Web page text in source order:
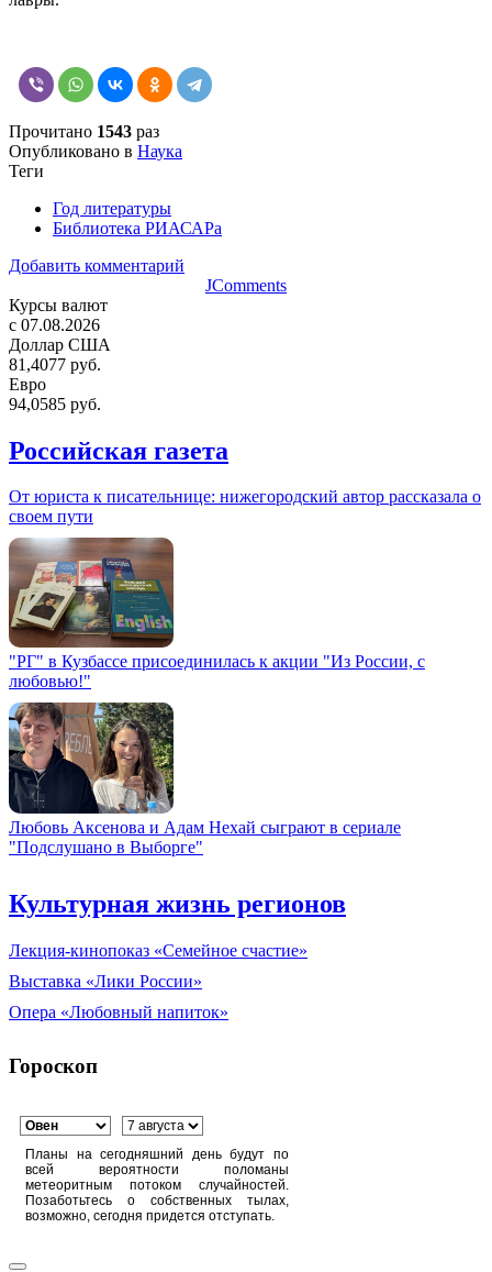
Прочитано 1543 раз
Опубликовано в Наука
Теги
Год литературы
Библиотека РИАСАРа
Добавить комментарий
JComments
Курсы валют
c 07.08.2026
Доллар США
81,4077 руб.
Евро
94,0585 руб.
Российская газета
От юриста к писательнице: нижегородский автор рассказала о
своем пути
"РГ" в Кузбассе присоединилась к акции "Из России, с
любовью!"
Любовь Аксенова и Адам Нехай сыграют в сериале
"Подслушано в Выборге"
Культурная жизнь регионов
Лекция-кинопоказ «Семейное счастие»
Выставка «Лики России»
Опера «Любовный напиток»
Гороскоп
Планы на сегодняшний день будут по
всей вероятности поломаны
метеоритным потоком случайностей.
Позаботьтесь о собственных тылах,
возможно, сегодня придется отступать.